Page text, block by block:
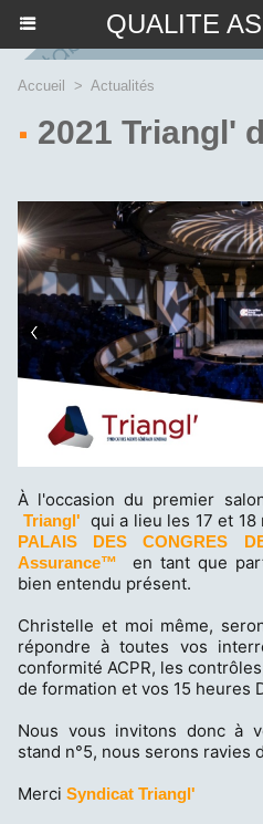
QUALITE
Accueil > Actualités
2021 Triangl'
À l'occasion du premier
Triangl' qui a lieu les 17 et 18
PALAIS DES CONGRES
Assurance™
en tant que
bien entendu présent.
Christelle et moi même,
répondre à toutes vos
conformité ACPR, les
de formation et vos 15 heures
Nous vous invitons donc à
stand n°5, nous serons ravies
Merci Syndicat Triangl'